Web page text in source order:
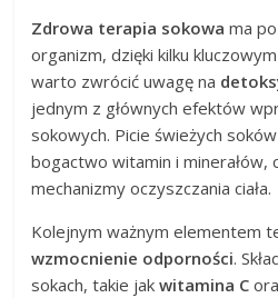
Zdrowa terapia sokowa ma
organizm, dzięki kilku
warto zwrócić uwagę na
jednym z głównych efektów
sokowych. Picie świeżych
bogactwo witamin i minerałów,
mechanizmy oczyszczania ciała.
Kolejnym ważnym elementem
wzmocnienie odporności.
sokach, takie jakwitamina C